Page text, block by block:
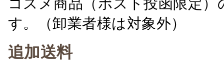
す。（卸業者様は対象外）
追加送料